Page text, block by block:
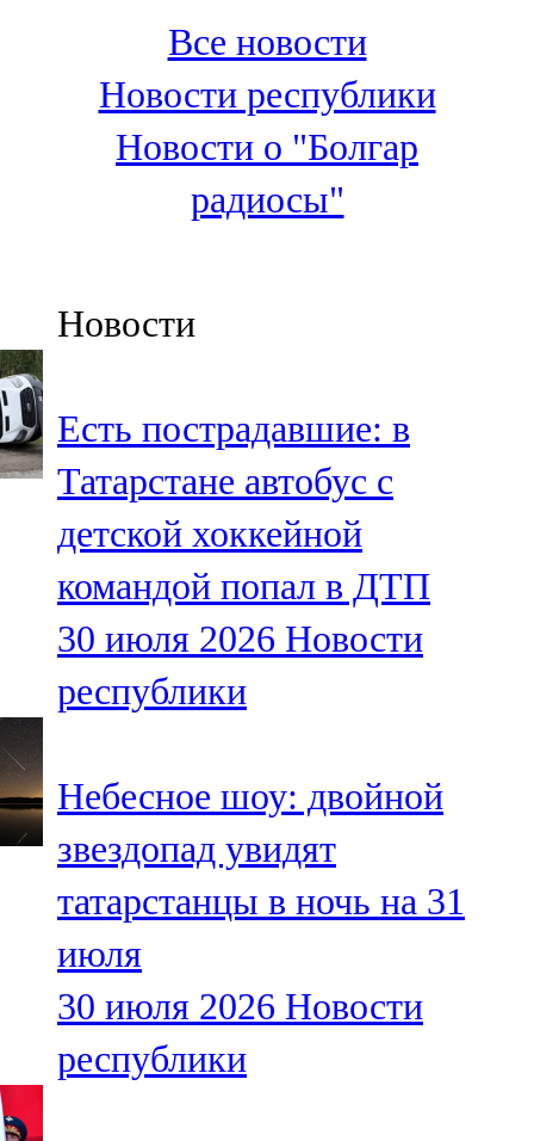
100,3 FM
Зәй
106,6 FM
Кадыбаш
105,2 FM
91,5 FM
106,1 FM
Кама тамагы
71,51 FM
Кукмара
107,9 FM
Лениногорский
Мамадыш
106,2 FM
Минзәлә
107,3 FM
Мөслим
100,0 FM
Все новости
Новости республики
Новости о "Болгар
радиосы"
Новости
Есть пострадавшие: в
Татарстане автобус с
детской хоккейной
командой попал в ДТП
30 июля 2026 Новости
республики
Небесное шоу: двойной
звездопад увидят
татарстанцы в ночь на 31
июля
30 июля 2026 Новости
республики